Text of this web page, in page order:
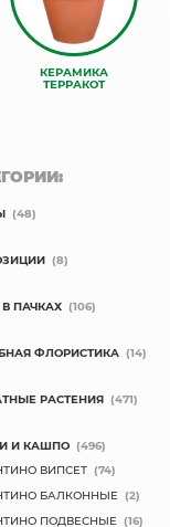
КЕРАМИКА
ТЕРРАКОТ
(48)
(8)
ПАЧКАХ (106)
ФЛОРИСТИКА (14)
РАСТЕНИЯ (471)
И КАШПО (496)
ВИПСЕТ (74)
БАЛКОННЫЕ (2)
ПОДВЕСНЫЕ (16)